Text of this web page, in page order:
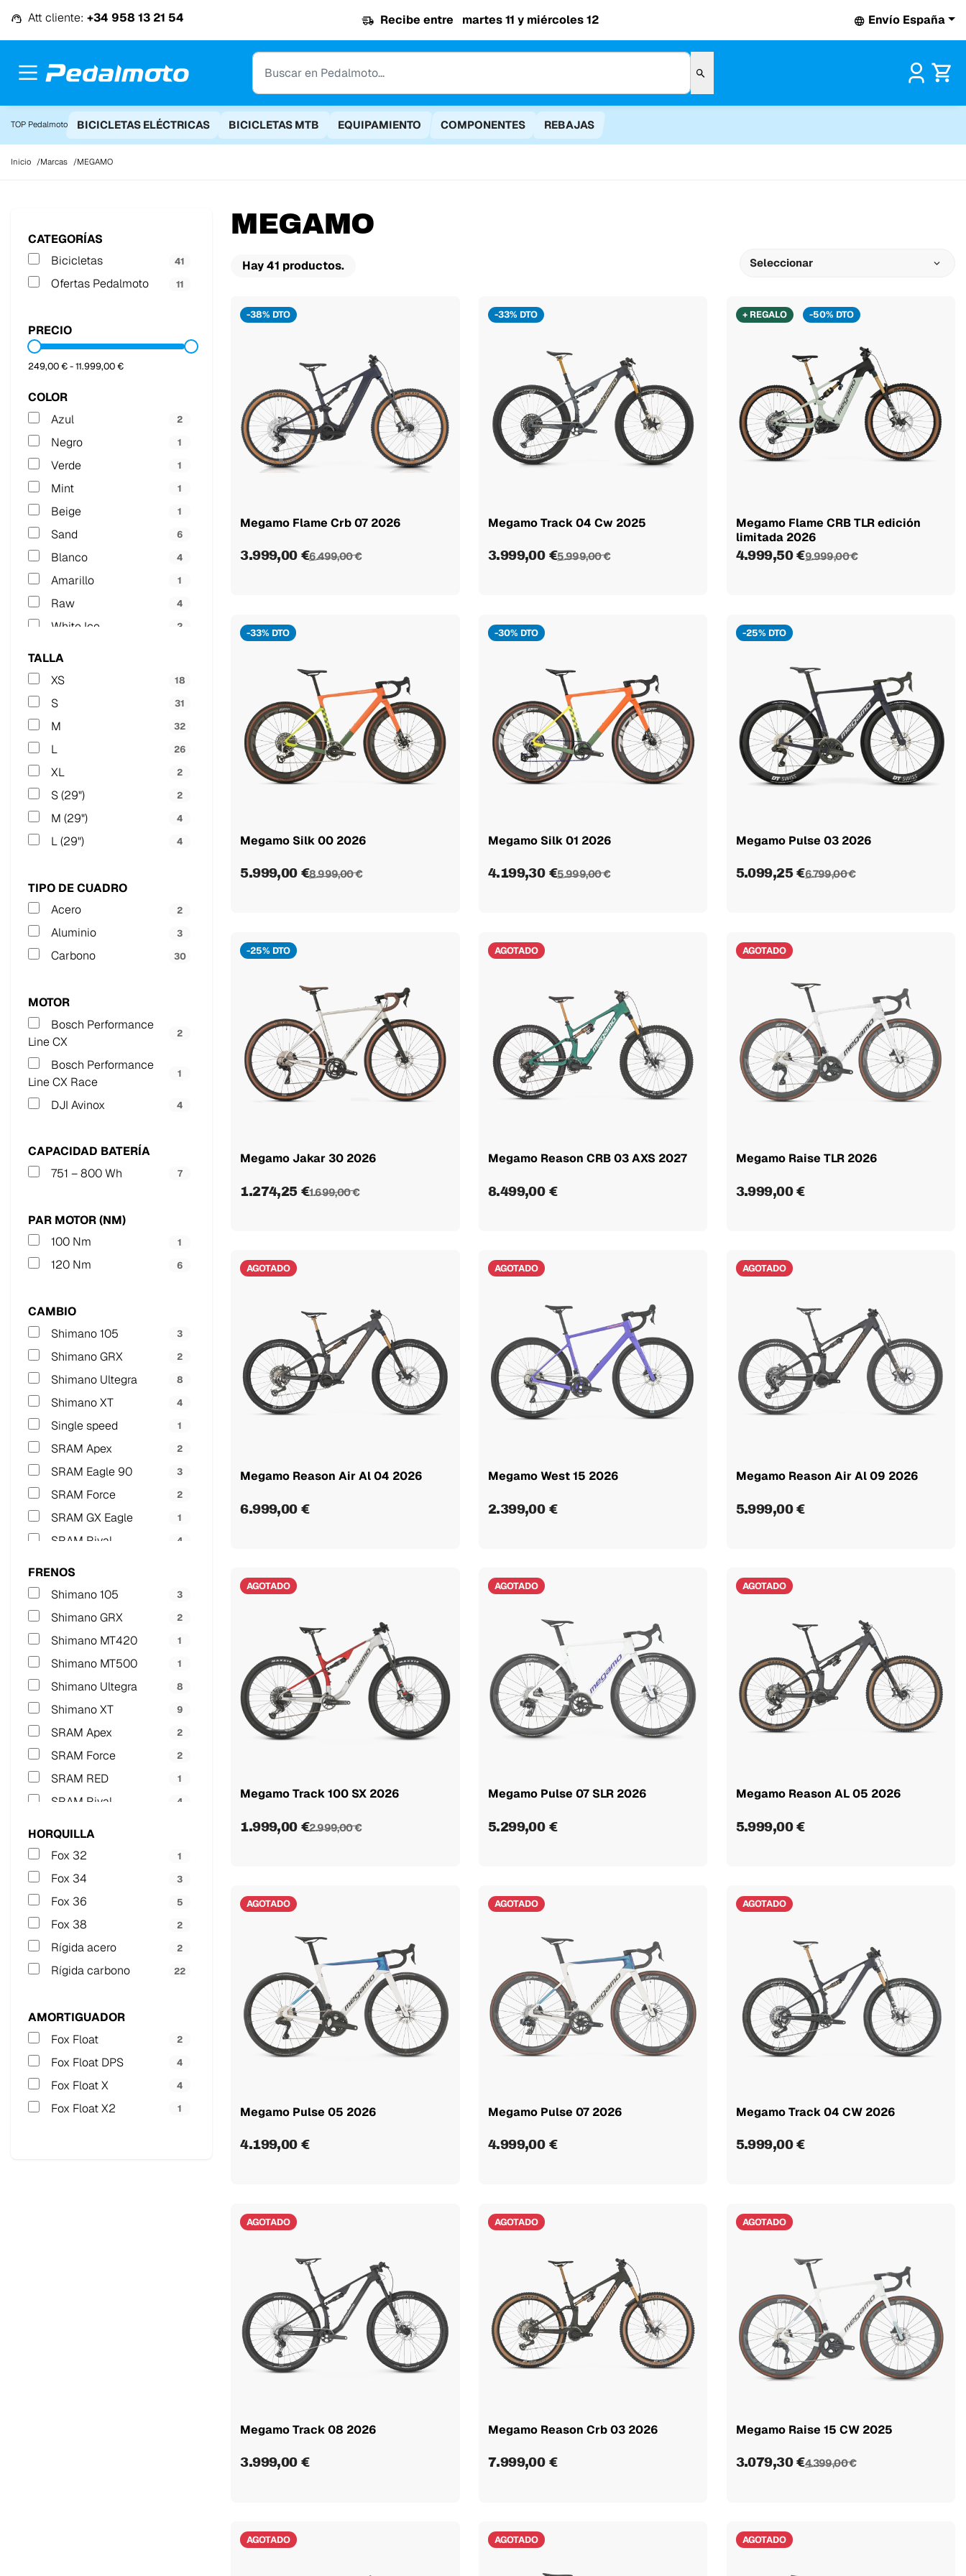
Att cliente: +34 958 13 21 54 Recibe entre martes 11 y miércoles 12 Envío España
TOP Pedalmoto BICICLETAS ELÉCTRICAS BICICLETAS MTB EQUIPAMIENTO COMPONENTES REBAJAS
Inicio Marcas MEGAMO
CATEGORÍAS
Bicicletas
41
Ofertas Pedalmoto 11
PRECIO
249,00 € - 11.999,00 €
COLOR
Azul
2
Negro 1
Verde 1
Mint 1
Beige 1
Sand 6
Blanco 4
Amarillo 1
Raw 4
White Ice 2
Alpha Navy
Jade White
Jade Ud
White Blue
Black
Blue
Green
Orange
Camo
Malva
Jade Beige
Coral
Black SLR
White SLR 1
Grave
Sage
Buff Megamo 1
TALLA
XS
18
S 31
M 32
L 26
XL 2
S (29") 2
M (29") 4
L (29") 4
TIPO DE CUADRO
Acero
2
Aluminio 3
Carbono 30
MOTOR
Bosch Performance
Line CX
2
Bosch Performance
Line CX Race
1
DJI Avinox 4
CAPACIDAD BATERÍA
751 – 800 Wh
7
PAR MOTOR (NM)
100 Nm
1
120 Nm 6
CAMBIO
Shimano 105
3
Shimano GRX 2
Shimano Ultegra 8
Shimano XT 4
Single speed 1
SRAM Apex 2
SRAM Eagle 90 3
SRAM Force 2
SRAM GX Eagle 1
SRAM Rival 4
FRENOS
Shimano 105
3
Shimano GRX 2
Shimano MT420 1
Shimano MT500 1
Shimano Ultegra 8
Shimano XT 9
SRAM Apex 2
SRAM Force 2
SRAM RED 1
SRAM Rival 4
HORQUILLA
Fox 32
1
Fox 34 3
Fox 36 5
Fox 38 2
Rígida acero 2
Rígida carbono 22
AMORTIGUADOR
Fox Float
2
Fox Float DPS 4
Fox Float X 4
Fox Float X2 1
MEGAMO
Hay 41 productos. Seleccionar
-38% DTO
Megamo Flame Crb 07 2026
3.999,00 €6.499,00 €
-33% DTO
Megamo Track 04 Cw 2025
3.999,00 €5.999,00 €
+ REGALO -50% DTO
Megamo Flame CRB TLR edición
limitada 2026
4.999,50 €9.999,00 €
-33% DTO
Megamo Silk 00 2026
5.999,00 €8.999,00 €
-30% DTO
Megamo Silk 01 2026
4.199,30 €5.999,00 €
-25% DTO
Megamo Pulse 03 2026
5.099,25 €6.799,00 €
-25% DTO
Megamo Jakar 30 2026
1.274,25 €1.699,00 €
AGOTADO
Megamo Reason CRB 03 AXS 2027
8.499,00 €
AGOTADO
Megamo Raise TLR 2026
3.999,00 €
AGOTADO
Megamo Reason Air Al 04 2026
6.999,00 €
AGOTADO
Megamo West 15 2026
2.399,00 €
AGOTADO
Megamo Reason Air Al 09 2026
5.999,00 €
AGOTADO
Megamo Track 100 SX 2026
1.999,00 €2.999,00 €
AGOTADO
Megamo Pulse 07 SLR 2026
5.299,00 €
AGOTADO
Megamo Reason AL 05 2026
5.999,00 €
AGOTADO
Megamo Pulse 05 2026
4.199,00 €
AGOTADO
Megamo Pulse 07 2026
4.999,00 €
AGOTADO
Megamo Track 04 CW 2026
5.999,00 €
AGOTADO
Megamo Track 08 2026
3.999,00 €
AGOTADO
Megamo Reason Crb 03 2026
7.999,00 €
AGOTADO
Megamo Raise 15 CW 2025
3.079,30 €4.399,00 €
AGOTADO AGOTADO AGOTADO